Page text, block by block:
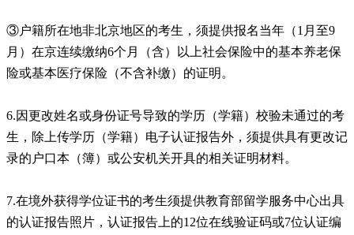
③户籍所在地非北京地区的考生，须提供报名当年（1月至9
月）在京连续缴纳6个月（含）以上社会保险中的基本养老保
险或基本医疗保险（不含补缴）的证明。
6.因更改姓名或身份证号导致的学历（学籍）校验未通过的考
生，除上传学历（学籍）电子认证报告外，须提供具有更改记
录的户口本（簿）或公安机关开具的相关证明材料。
7.在境外获得学位证书的考生须提供教育部留学服务中心出具
的认证报告照片，认证报告上的12位在线验证码或7位认证编